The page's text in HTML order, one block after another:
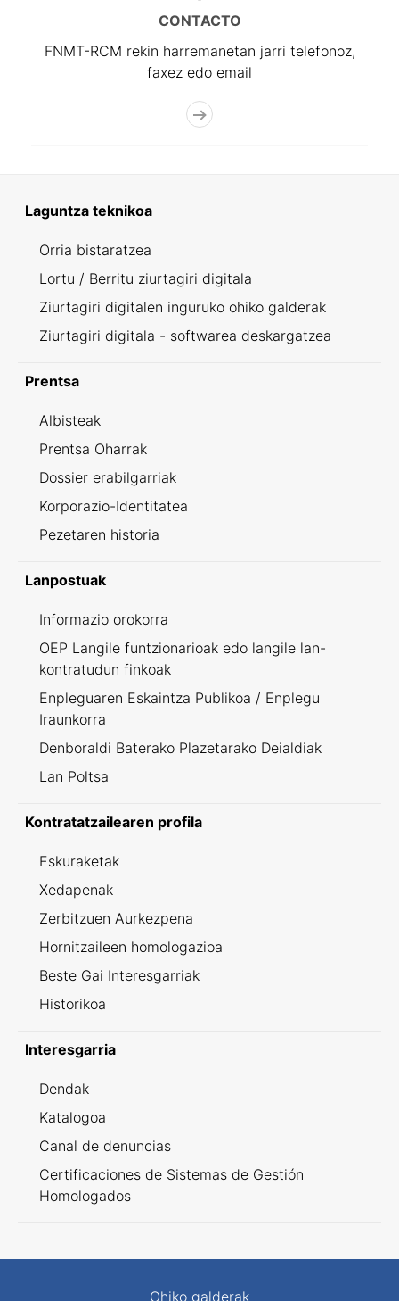
CONTACTO
FNMT-RCM rekin harremanetan jarri telefonoz,
faxez edo email
Laguntza teknikoa
Orria bistaratzea
Lortu / Berritu ziurtagiri digitala
Ziurtagiri digitalen inguruko ohiko galderak
Ziurtagiri digitala - softwarea deskargatzea
Prentsa
Albisteak
Prentsa Oharrak
Dossier erabilgarriak
Korporazio-Identitatea
Pezetaren historia
Lanpostuak
Informazio orokorra
OEP Langile funtzionarioak edo langile lan-
kontratudun finkoak
Enpleguaren Eskaintza Publikoa / Enplegu
Iraunkorra
Denboraldi Baterako Plazetarako Deialdiak
Lan Poltsa
Kontratatzailearen profila
Eskuraketak
Xedapenak
Zerbitzuen Aurkezpena
Hornitzaileen homologazioa
Beste Gai Interesgarriak
Historikoa
Interesgarria
Dendak
Katalogoa
Canal de denuncias
Certificaciones de Sistemas de Gestión
Homologados
Ohiko galderak